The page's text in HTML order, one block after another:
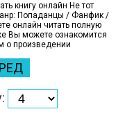
книгу онлайн Не тот
Попаданцы / Фанфик /
онлайн читать полную
Вы можете ознакомится
о произведении